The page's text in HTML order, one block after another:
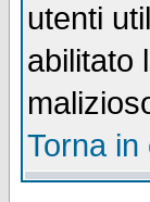
utenti
abilitato
Torna in